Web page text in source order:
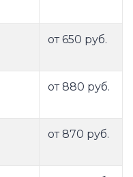
от 650 руб.
от 880 руб.
от 870 руб.